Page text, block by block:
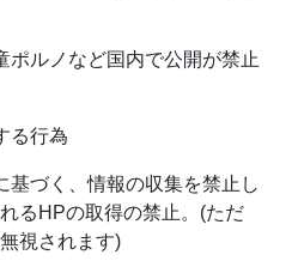
ポルノなど国内で公開が禁止
る行為
基づく、情報の収集を禁止し
るHPの取得の禁止。(ただ
視されます)